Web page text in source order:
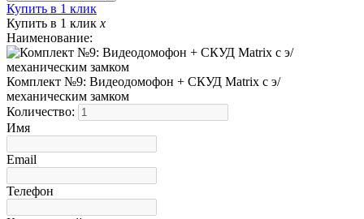
Купить в 1 клик
Купить в 1 клик x
Наименование:
Комплект №9: Видеодомофон + СКУД Matrix с э/
механическим замком
Количество:
Имя
Email
Телефон